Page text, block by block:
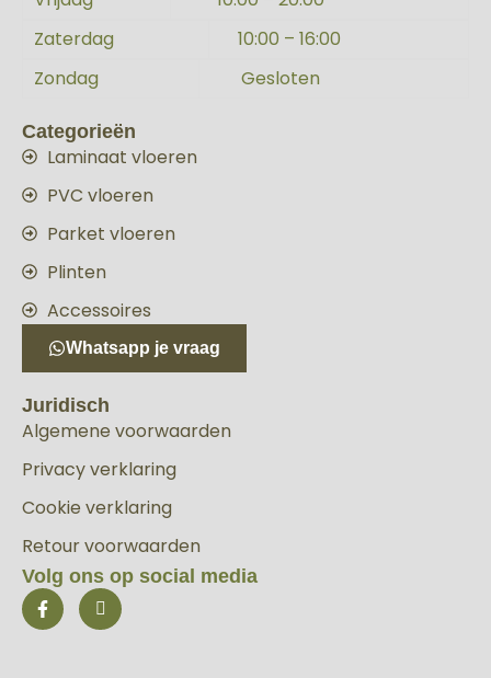
Zaterdag
10:00 – 16:00
Zondag
Gesloten
Categorieën
Laminaat vloeren
PVC vloeren
Parket vloeren
Plinten
Accessoires
Whatsapp je vraag
Juridisch
Algemene voorwaarden
Privacy verklaring
Cookie verklaring
Retour voorwaarden
Volg ons op social media